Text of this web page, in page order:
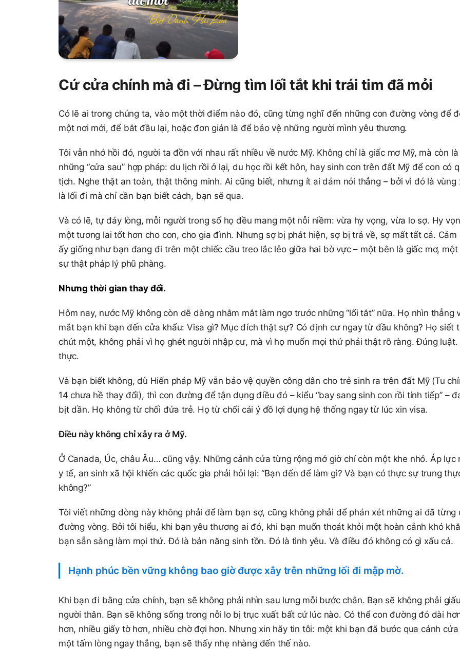
Cứ cửa chính mà đi – Đừng tìm lối tắt khi trái tim đã mỏi
Có lẽ ai trong chúng ta, vào một thời điểm nào đó, cũng từng nghĩ đến những con đường vòng để
một nơi mới, để bắt đầu lại, hoặc đơn giản là để bảo vệ những người mình yêu thương.
Tôi vẫn nhớ hồi đó, người ta đồn với nhau rất nhiều về nước Mỹ. Không chỉ là giấc mơ Mỹ, mà còn là
những “cửa sau” hợp pháp: du lịch rồi ở lại, du học rồi kết hôn, hay sinh con trên đất Mỹ để con có
tịch. Nghe thật an toàn, thật thông minh. Ai cũng biết, nhưng ít ai dám nói thẳng – bởi vì đó là vùng
là lối đi mà chỉ cần bạn biết cách, bạn sẽ qua.
Và có lẽ, tự đáy lòng, mỗi người trong số họ đều mang một nỗi niềm: vừa hy vọng, vừa lo sợ. Hy
một tương lai tốt hơn cho con, cho gia đình. Nhưng sợ bị phát hiện, sợ bị trả về, sợ mất tất cả. Cảm
ấy giống như bạn đang đi trên một chiếc cầu treo lắc lẻo giữa hai bờ vực – một bên là giấc mơ, một
sự thật pháp lý phũ phàng.
Nhưng thời gian thay đổi.
Hôm nay, nước Mỹ không còn dễ dàng nhắm mắt làm ngơ trước những “lối tắt” nữa. Họ nhìn thẳng
mắt bạn khi bạn đến cửa khẩu: Visa gì? Mục đích thật sự? Có định cư ngay từ đầu không? Họ siết
chút một, không phải vì họ ghét người nhập cư, mà vì họ muốn mọi thứ phải thật rõ ràng. Đúng luật.
thực.
Và bạn biết không, dù Hiến pháp Mỹ vẫn bảo vệ quyền công dân cho trẻ sinh ra trên đất Mỹ (Tu
14 chưa hề thay đổi), thì con đường để tận dụng điều đó – kiểu “bay sang sinh con rồi tính tiếp” –
bịt dần. Họ không từ chối đứa trẻ. Họ từ chối cái ý đồ lợi dụng hệ thống ngay từ lúc xin visa.
Điều này không chỉ xảy ra ở Mỹ.
Ở Canada, Úc, châu Âu… cũng vậy. Những cánh cửa từng rộng mở giờ chỉ còn một khe nhỏ. Áp lực
y tế, an sinh xã hội khiến các quốc gia phải hỏi lại: “Bạn đến để làm gì? Và bạn có thực sự trung
không?”
Tôi viết những dòng này không phải để làm bạn sợ, cũng không phải để phán xét những ai đã từng
đường vòng. Bởi tôi hiểu, khi bạn yêu thương ai đó, khi bạn muốn thoát khỏi một hoàn cảnh khó
bạn sẵn sàng làm mọi thứ. Đó là bản năng sinh tồn. Đó là tình yêu. Và điều đó không có gì xấu cả.
Hạnh phúc bền vững không bao giờ được xây trên những lối đi mập mờ.
Khi bạn đi bằng cửa chính, bạn sẽ không phải nhìn sau lưng mỗi bước chân. Bạn sẽ không phải
người thân. Bạn sẽ không sống trong nỗi lo bị trục xuất bất cứ lúc nào. Có thể con đường đó dài
hơn, nhiều giấy tờ hơn, nhiều chờ đợi hơn. Nhưng xin hãy tin tôi: một khi bạn đã bước qua cánh cửa
một tấm lòng ngay thẳng, bạn sẽ thấy nhẹ nhàng đến thế nào.